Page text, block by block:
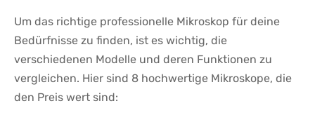
Um⁤ das⁤ richtige professionelle ​Mikroskop für deine‍
Bedürfnisse zu finden, ist es wichtig, die
verschiedenen Modelle⁣ und deren ‌Funktionen zu
vergleichen. Hier ⁣sind 8 ⁣hochwertige Mikroskope,‍ die
den Preis ​wert sind: